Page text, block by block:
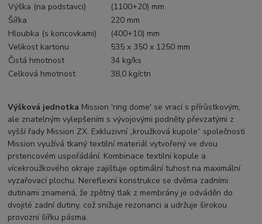
Výška (na podstavci)
(1100+20) mm
Šířka
220 mm
Hloubka (s koncovkami)
(400+10) mm
Velikost kartonu
535 x 350 x 1250 mm
Čistá hmotnost
34 kg/ks
Celková hmotnost
38,0 kg/ctn
Výšková jednotka Mission 'ring dome' se vrací s přírůstkovým,
ale znatelným vylepšením s vývojovými podněty převzatými z
vyšší řady Mission ZX. Exkluzivní „kroužková kupole“ společnosti
Mission využívá tkaný textilní materiál vytvořený ve dvou
prstencovém uspořádání. Kombinace textilní kopule a
vícekroužkového okraje zajišťuje optimální tuhost na maximální
vyzařovací plochu. Nereflexní konstrukce se dvěma zadními
dutinami znamená, že zpětný tlak z membrány je odváděn do
dvojité zadní dutiny, což snižuje rezonanci a udržuje širokou
provozní šířku pásma.